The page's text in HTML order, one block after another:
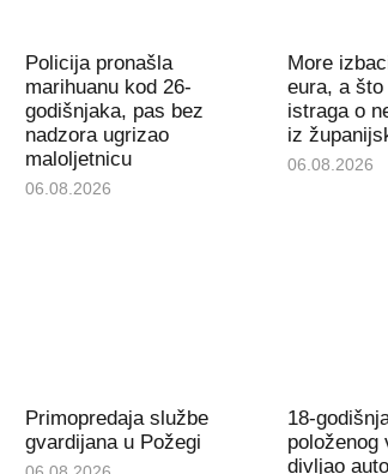
Policija pronašla
marihuanu kod 26-
godišnjaka, pas bez
nadzora ugrizao
maloljetnicu
06.08.2026
More
eura, a
istraga o
iz
06.08.2026
Primopredaja službe
gvardijana u Požegi
18-
položenog
divljao